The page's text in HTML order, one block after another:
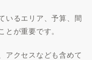
いるエリア、予算、間
が重要です。
アクセスなども含めて